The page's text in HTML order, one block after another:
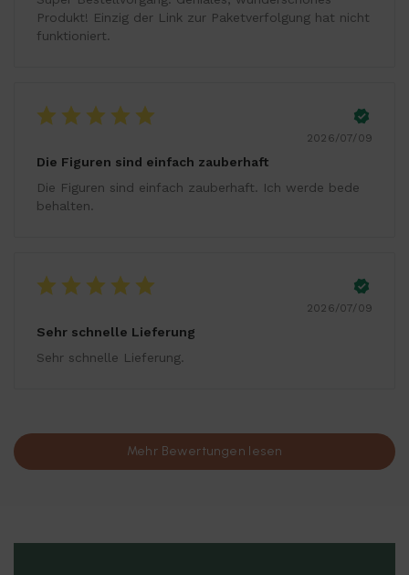
Produkt! Einzig der Link zur Paketverfolgung hat nicht
funktioniert.
2026/07/09
Die Figuren sind einfach zauberhaft
Die Figuren sind einfach zauberhaft. Ich werde bede
behalten.
2026/07/09
Sehr schnelle Lieferung
Sehr schnelle Lieferung.
Mehr Bewertungen lesen